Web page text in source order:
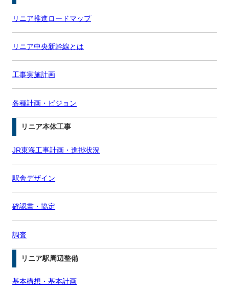
リニア推進ロードマップ
リニア中央新幹線とは
工事実施計画
各種計画・ビジョン
リニア本体工事
JR東海工事計画・進捗状況
駅舎デザイン
確認書・協定
調査
リニア駅周辺整備
基本構想・基本計画